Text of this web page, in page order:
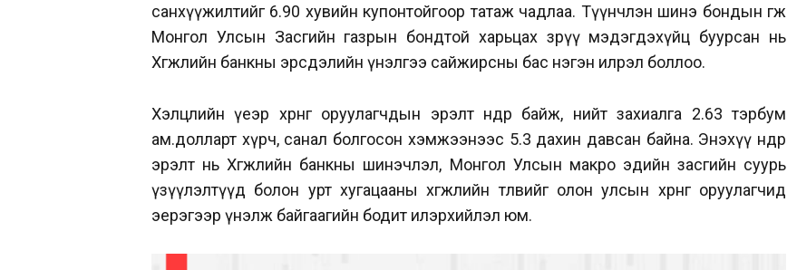
санхүүжилтийг 6.90 хувийн купонтойгоор татаж чадлаа. Түүнчлэн шинэ бондын өгөөж
Монгол Улсын Засгийн газрын бондтой харьцах зөрүү мэдэгдэхүйц буурсан нь
Хөгжлийн банкны эрсдэлийн үнэлгээ сайжирсны бас нэгэн илрэл боллоо.
Хэлцлийн үеэр хөрөнгө оруулагчдын эрэлт өндөр байж, нийт захиалга 2.63 тэрбум
ам.долларт хүрч, санал болгосон хэмжээнээс 5.3 дахин давсан байна. Энэхүү өндөр
эрэлт нь Хөгжлийн банкны шинэчлэл, Монгол Улсын макро эдийн засгийн суурь
үзүүлэлтүүд болон урт хугацааны хөгжлийн төлөвийг олон улсын хөрөнгө оруулагчид
эерэгээр үнэлж байгаагийн бодит илэрхийлэл юм.